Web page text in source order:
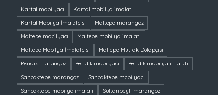
Kartal mobilyacı
Kartal mobilya imalatı
Kartal Mobilya İmalatçısı
Maltepe marangoz
Maltepe mobilyacı
Maltepe mobilya imalatı
Maltepe Mobilya İmalatçısı
Maltepe Mutfak Dolapçısı
Pendik marangoz
Pendik mobilyacı
Pendik mobilya imalatı
Sancaktepe marangoz
Sancaktepe mobilyacı
Sancaktepe mobilya imalatı
Sultanbeyli marangoz